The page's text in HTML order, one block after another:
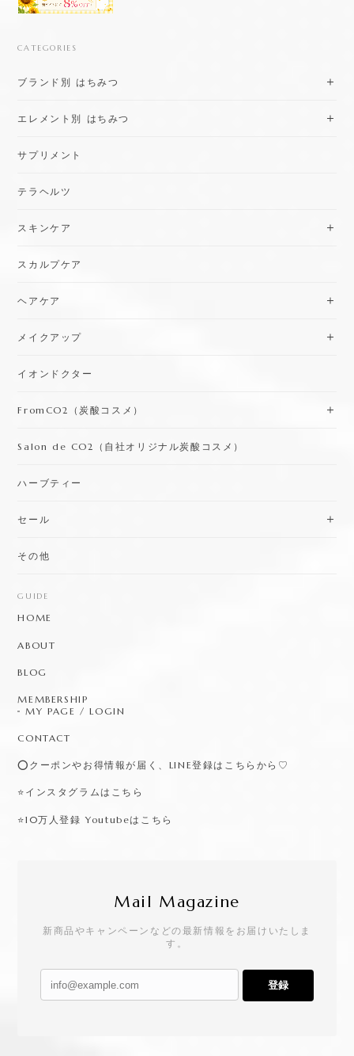
CATEGORIES
ブランド別 はちみつ
エレメント別 はちみつ
サプリメント
テラヘルツ
スキンケア
スカルプケア
ヘアケア
メイクアップ
イオンドクター
FromCO2（炭酸コスメ）
Salon de CO2（自社オリジナル炭酸コスメ）
ハーブティー
セール
その他
GUIDE
HOME
ABOUT
BLOG
MEMBERSHIP
MY PAGE / LOGIN
CONTACT
⭕️クーポンやお得情報が届く、LINE登録はこちらから♡
⭐️インスタグラムはこちら
⭐️10万人登録 Youtubeはこちら
Mail Magazine
新商品やキャンペーンなどの最新情報をお届けいたしま
す。
登録